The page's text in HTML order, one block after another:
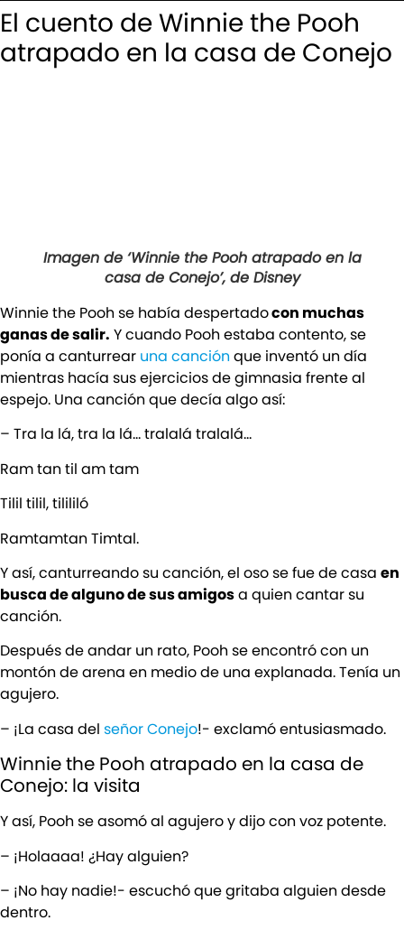
El cuento de Winnie the Pooh
atrapado en la casa de Conejo
Imagen de ‘Winnie the Pooh atrapado en la
casa de Conejo’, de Disney
Winnie the Pooh se había despertadocon muchas
ganas de salir. Y cuando Pooh estaba contento, se
ponía a canturrear una canciónque inventó un día
mientras hacía sus ejercicios de gimnasia frente al
espejo. Una canción que decía algo así:
– Tra la lá, tra la lá… tralalá tralalá…
Ram tan til am tam
Tilil tilil, tilililó
Ramtamtan Timtal.
Y así, canturreando su canción, el oso se fue de casa en
busca de alguno de sus amigosa quien cantar su
canción.
Después de andar un rato, Pooh se encontró con un
montón de arena en medio de una explanada. Tenía un
agujero.
– ¡La casa del señor Conejo!- exclamó entusiasmado.
Winnie the Pooh atrapado en la casa de
Conejo: la visita
Y así, Pooh se asomó al agujero y dijo con voz potente.
– ¡Holaaaa! ¿Hay alguien?
– ¡No hay nadie!- escuchó que gritaba alguien desde
dentro.